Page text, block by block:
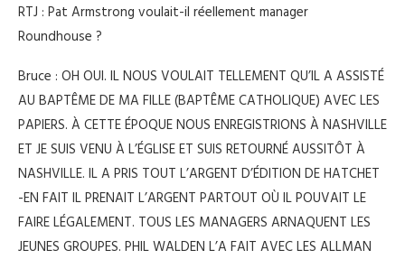
RTJ : Pat Armstrong voulait-il réellement manager
Roundhouse ?
Bruce : OH OUI. IL NOUS VOULAIT TELLEMENT QU’IL A ASSISTÉ
AU BAPTÊME DE MA FILLE (BAPTÊME CATHOLIQUE) AVEC LES
PAPIERS. À CETTE ÉPOQUE NOUS ENREGISTRIONS À NASHVILLE
ET JE SUIS VENU À L’ÉGLISE ET SUIS RETOURNÉ AUSSITÔT À
NASHVILLE. IL A PRIS TOUT L’ARGENT D’ÉDITION DE HATCHET
-EN FAIT IL PRENAIT L’ARGENT PARTOUT OÙ IL POUVAIT LE
FAIRE LÉGALEMENT. TOUS LES MANAGERS ARNAQUENT LES
JEUNES GROUPES. PHIL WALDEN L’A FAIT AVEC LES ALLMAN